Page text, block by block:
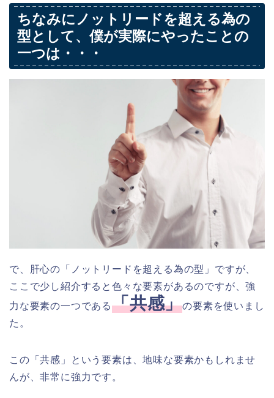
ちなみにノットリードを超える為の
型として、僕が実際にやったことの
一つは・・・
で、肝心の「ノットリードを超える為の型」ですが、
ここで少し紹介すると色々な要素があるのですが、強
力な要素の一つである「共感」の要素を使いまし
た。
この「共感」という要素は、地味な要素かもしれませ
んが、非常に強力です。